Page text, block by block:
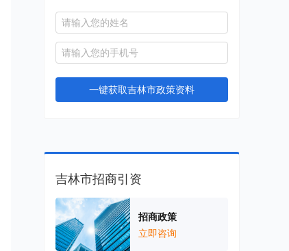
一键获取吉林市政策资料
吉林市招商引资
招商政策
立即咨询